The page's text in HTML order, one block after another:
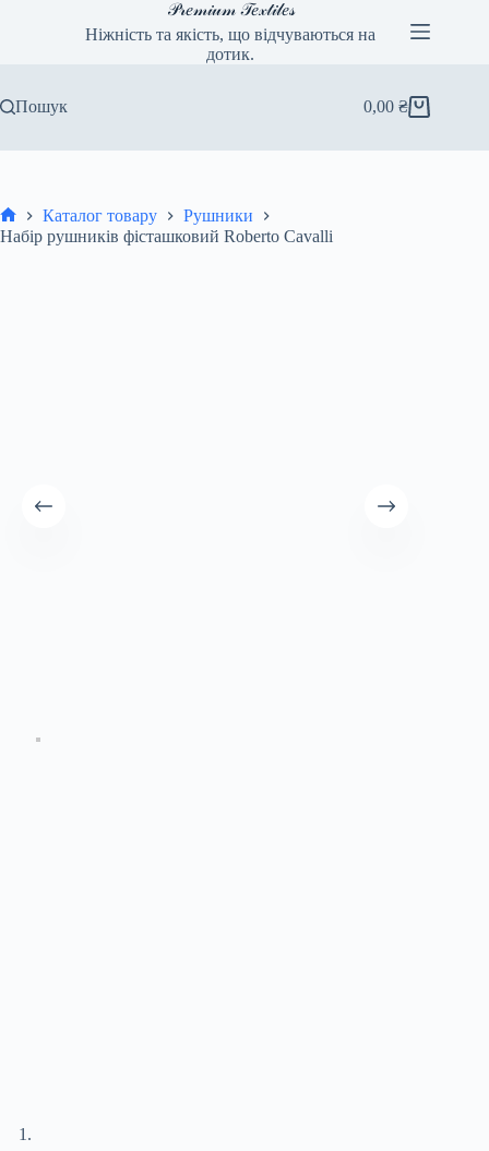
𝒫𝓇𝑒𝓂𝒾𝓊𝓂 𝒯𝑒𝓍𝓉𝒾𝓁𝑒𝓈
Ніжність та якість, що відчуваються на
дотик.
Пошук Кошик
0,00₴
Головна
Каталог товару
Рушники
Набір рушників фісташковий Roberto Cavalli